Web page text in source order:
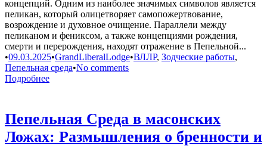
концепций. Одним из наиболее значимых символов является
пеликан, который олицетворяет самопожертвование,
возрождение и духовное очищение. Параллели между
пеликаном и фениксом, а также концепциями рождения,
смерти и перерождения, находят отражение в Пепельной...
•09.03.2025•GrandLiberalLodge•ВЛЛР, Зодческие работы,
Пепельная среда•No comments
Подробнее
Пепельная Среда в масонских
Ложах: Размышления о бренности и